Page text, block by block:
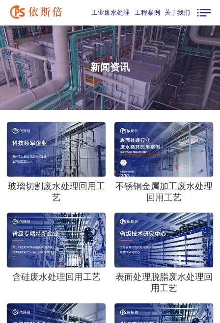
工业废水处理 工程案例 关于我们
新闻资讯
玻璃切割废水处理回用工
艺
不锈钢金属加工废水处理
回用工艺
含硅废水处理回用工艺
表面处理脱脂废水处理回
用工艺